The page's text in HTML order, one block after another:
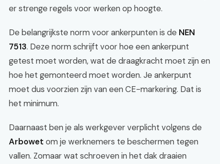
er strenge regels voor werken op hoogte.
De belangrijkste norm voor ankerpunten is de NEN
7513. Deze norm schrijft voor hoe een ankerpunt
getest moet worden, wat de draagkracht moet zijn en
hoe het gemonteerd moet worden. Je ankerpunt
moet dus voorzien zijn van een CE-markering. Dat is
het minimum.
Daarnaast ben je als werkgever verplicht volgens de
Arbowet om je werknemers te beschermen tegen
vallen. Zomaar wat schroeven in het dak draaien